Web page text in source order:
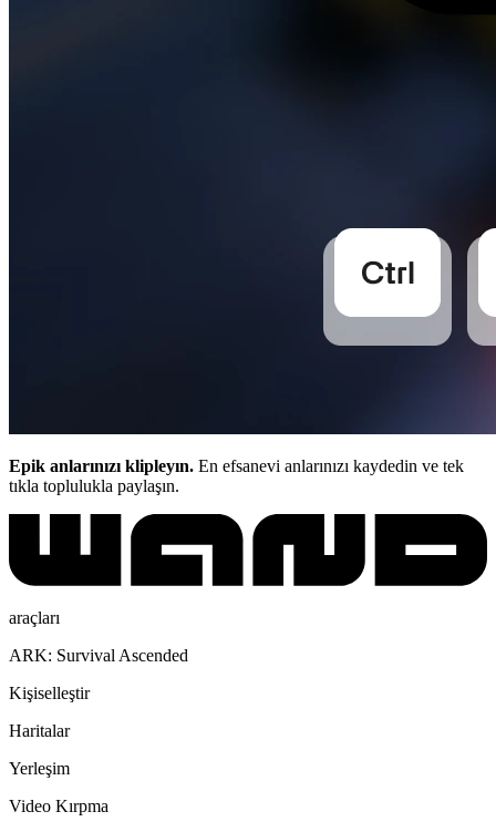
Epik anlarınızı klipleyın. En efsanevi anlarınızı kaydedin ve tek
tıkla toplulukla paylaşın.
araçları
ARK: Survival Ascended
Kişiselleştir
Haritalar
Yerleşim
Video Kırpma